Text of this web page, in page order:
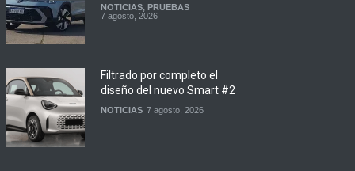
NOTICIAS, PRUEBAS
7 agosto, 2026
Filtrado por completo el
diseño del nuevo Smart #2
NOTICIAS 7 agosto, 2026